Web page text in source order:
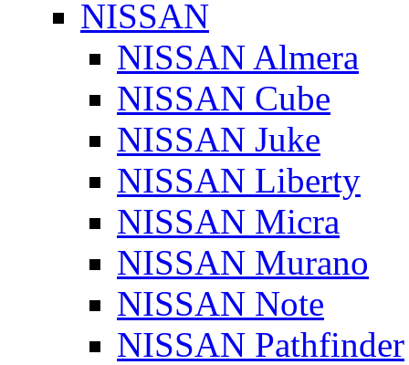
NISSAN
NISSAN Almera
NISSAN Cube
NISSAN Juke
NISSAN Liberty
NISSAN Micra
NISSAN Murano
NISSAN Note
NISSAN Pathfinder